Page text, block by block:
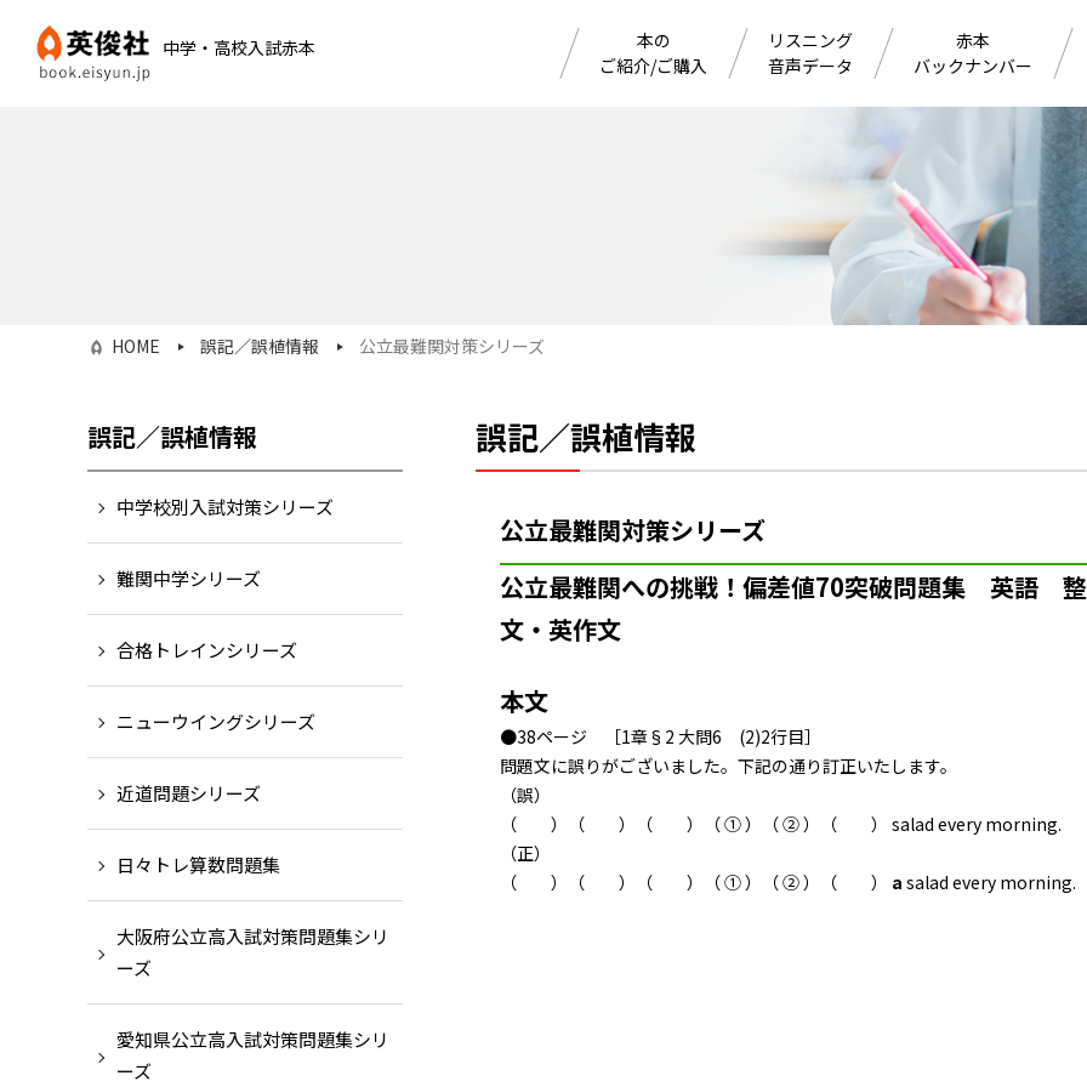
中学・高校入試赤本
本の
ご紹介/ご購入
リスニング
音声データ
赤本
バックナンバー
HOME 誤記／誤植情報 公立最難関対策シリーズ
誤記／誤植情報
公立最難関対策シリーズ
公立最難関への挑戦！偏差値70突破問題集 英語
文・英作文
本文
●38ページ ［1章§2 大問6 (2)2行目］
問題文に誤りがございました。下記の通り訂正いたします。
（誤）
（ ）（ ）（ ）（ ① ）（ ② ）（ ） salad every morning.
（正）
（ ）（ ）（ ）（ ① ）（ ② ）（ ） a salad every morning.
誤記／誤植情報
中学校別入試対策シリーズ
難関中学シリーズ
合格トレインシリーズ
ニューウイングシリーズ
近道問題シリーズ
日々トレ算数問題集
大阪府公立高入試対策問題集シリ
ーズ
愛知県公立高入試対策問題集シリ
ーズ